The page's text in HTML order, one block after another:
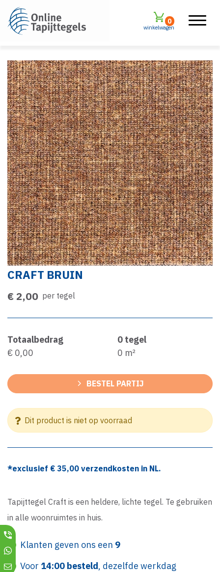
winkelwagen
0
CRAFT BRUIN
€ 2,00 per tegel
Totaalbedrag
€ 0,00
0 tegel
0 m²
BESTEL PARTIJ
Dit product is niet op voorraad
*exclusief € 35,00 verzendkosten in NL.
Tapijttegel Craft is een heldere, lichte tegel. Te gebruiken
in alle woonruimtes in huis.
Klanten geven ons een 9
Voor 14:00 besteld, dezelfde werkdag